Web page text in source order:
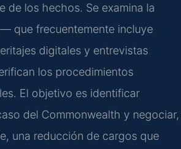
de los hechos. Se examina la
que frecuentemente incluye
digitales y entrevistas
los procedimientos
El objetivo es identificar
del Commonwealth y negociar,
una reducción de cargos que